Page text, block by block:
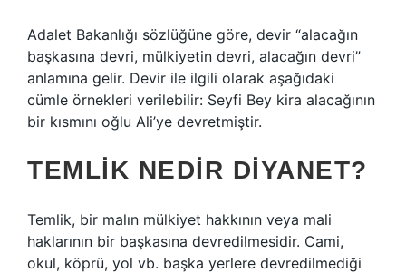
Adalet Bakanlığı sözlüğüne göre, devir “alacağın
başkasına devri, mülkiyetin devri, alacağın devri”
anlamına gelir. Devir ile ilgili olarak aşağıdaki
cümle örnekleri verilebilir: Seyfi Bey kira alacağının
bir kısmını oğlu Ali’ye devretmiştir.
TEMLIK NEDIR DIYANET?
Temlik, bir malın mülkiyet hakkının veya mali
haklarının bir başkasına devredilmesidir. Cami,
okul, köprü, yol vb. başka yerlere devredilmediği